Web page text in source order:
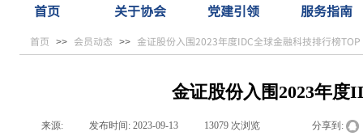
首页 关于协会 党建引领 服务指南
首页 >> 会员动态 >> 金证股份入围2023年度IDC全球金融科技排行榜
金证股份入围2023年度
来源: 发布时间: 2023-09-13 13079 次浏览 分享到: